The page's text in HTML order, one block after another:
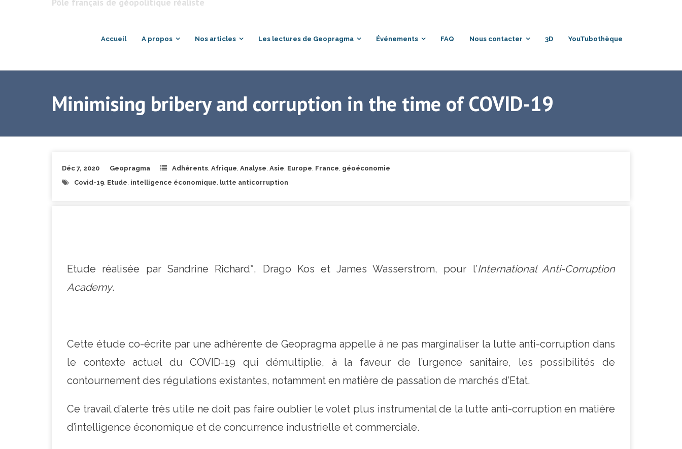
Accueil A propos Nos articles Les lectures de Geopragma Événements FAQ Nous contacter 3D YouTubothèque
Minimising bribery and corruption in the time of COVID-19
Déc 7, 2020 Geopragma Adhérents Afrique Analyse Asie Europe France géoéconomie
Covid-19 Etude intelligence économique lutte anticorruption
Etude réalisée par Sandrine Richard*, Drago Kos et James Wasserstrom, pour l’International Anti-Corruption
Academy.
Cette étude co-écrite par une adhérente de Geopragma appelle à ne pas marginaliser la lutte anti-corruption dans
le contexte actuel du COVID-19 qui démultiplie, à la faveur de l’urgence sanitaire, les possibilités de
contournement des régulations existantes, notamment en matière de passation de marchés d’Etat.
Ce travail d’alerte très utile ne doit pas faire oublier le volet plus instrumental de la lutte anti-corruption en matière
d’intelligence économique et de concurrence industrielle et commerciale.